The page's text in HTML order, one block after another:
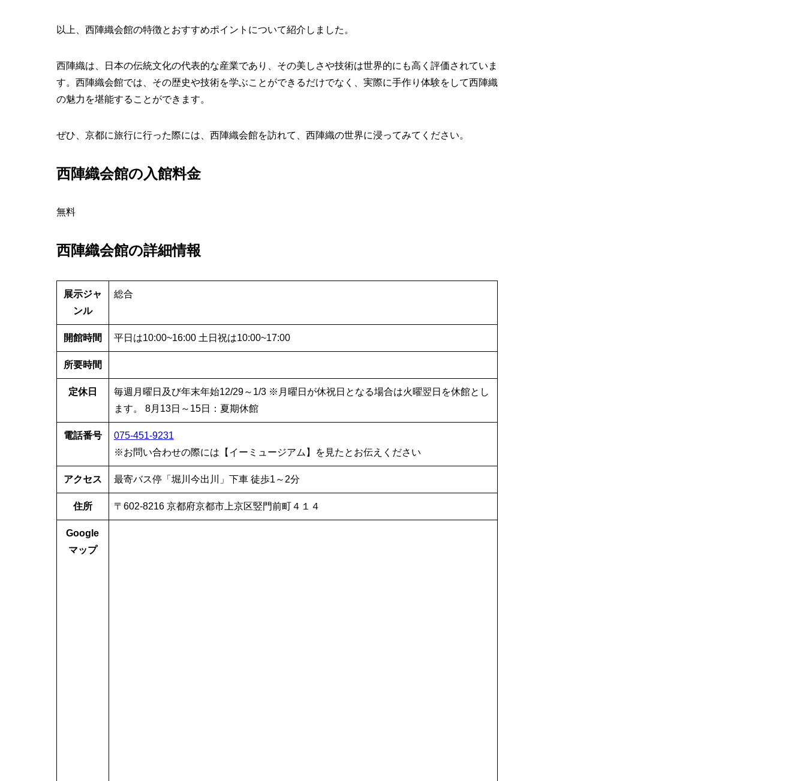
以上、西陣織会館の特徴とおすすめポイントについて紹介しました。
西陣織は、日本の伝統文化の代表的な産業であり、その美しさや技術は世界的にも高く評価されていま
す。西陣織会館では、その歴史や技術を学ぶことができるだけでなく、実際に手作り体験をして西陣織
の魅力を堪能することができます。
ぜひ、京都に旅行に行った際には、西陣織会館を訪れて、西陣織の世界に浸ってみてください。
西陣織会館の入館料金
無料
西陣織会館の詳細情報
展示ジャ
ンル
総合
開館時間 平日は10:00~16:00 土日祝は10:00~17:00
所要時間
定休日
毎週月曜日及び年末年始12/29～1/3 ※月曜日が休祝日となる場合は火曜翌日を休館とし
ます。 8月13日～15日：夏期休館
電話番号
075-451-9231
※お問い合わせの際には【イーミュージアム】を見たとお伝えください
アクセス 最寄バス停「堀川今出川」下車 徒歩1～2分
住所 〒602-8216 京都府京都市上京区竪門前町４１４
Google
マップ